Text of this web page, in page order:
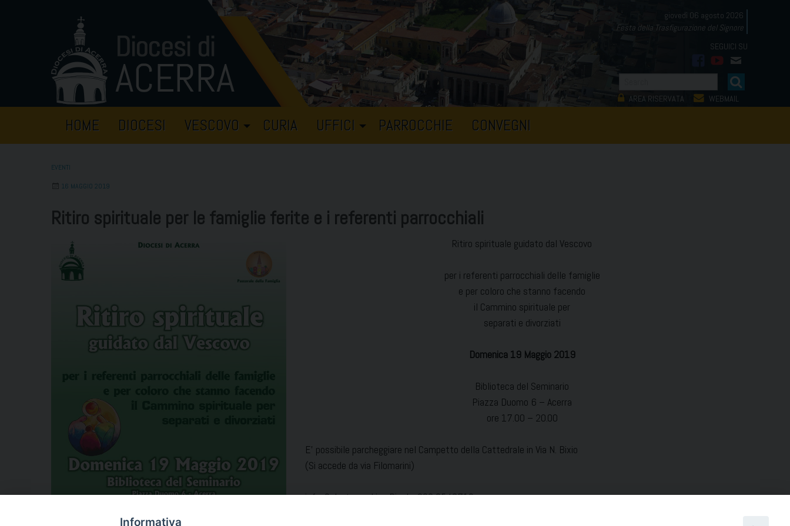
giovedì 06 agosto 2026
Festa della Trasfigurazione del Signore
facebook
youtube
mail
AREA RISERVATA WEBMAIL
HOME DIOCESI VESCOVO CURIA UFFICI PARROCCHIE CONVEGNI
EVENTI
16 MAGGIO 2019
Ritiro spirituale per le famiglie ferite e i referenti parrocchiali
Ritiro spirituale guidato dal Vescovo
per i referenti parrocchiali delle famiglie
e per coloro che stanno facendo
il Cammino spirituale per
separati e divorziati
Domenica 19 Maggio 2019
Biblioteca del Seminario
Piazza Duomo 6 – Acerra
ore 17.00 – 20.00
E’ possibile parcheggiare nel Campetto della Cattedrale in Via N. Bixio
(Si accede da via Filomarini)
info: Salvatore e Lina Pipolo: 333 3546710
Informativa